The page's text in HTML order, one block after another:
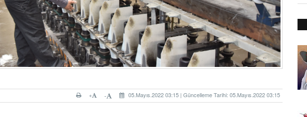
05.Mayıs.2022 03:15 | Güncelleme Tarihi: 05.Mayıs.2022 03:15
-
+